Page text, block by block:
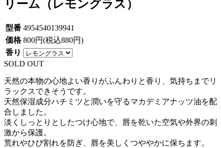
リーム（レモングラス）
型番 4954540139941
価格 800円(税込880円)
香り
SOLD OUT
天然の本物の心地よい香りがふんわりと香り、気持ちまでリ
ラックスできそうです。
天然保湿成分ハチミツと潤いを守るマカデミアナッツ油を配
合しました。
淡くしっとりとしたつけ心地で、唇を乾いた空気や外界の刺
激から保護。
荒れやひび割れを防ぎ、唇を美しくつややかに保ちます。